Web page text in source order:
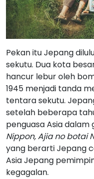
Pekan itu Jepang
sekutu. Dua kota
hancur lebur oleh
1945 menjadi tanda
tentara sekutu.
setelah beberapa
penguasa Asia dalam
Nippon, Ajia no botai
yang berarti Jepang
Asia Jepang
kegagalan.